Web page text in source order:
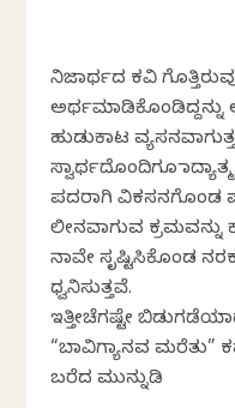
ನಿಜಾರ್ಥದ ಕವಿ
ಅರ್ಥಮಾಡಿಕೊಂಡಿದ್ದನ್ನು
ಹುಡುಕಾಟ
ಸ್ವಾರ್ಥದೊಂದಿಗೂ
ಪದರಾಗಿ ವಿಕಸನಗೊಂಡ
ಲೀನವಾಗುವ ಕ್ರಮವನ್ನು
ನಾವೇ ಸೃಷ್ಟಿಸಿಕೊಂಡ
ಧ್ವನಿಸುತ್ತವೆ.
ಇತ್ತೀಚೆಗಷ್ಟೇ
“ಬಾವಿಗ್ಯಾನವ ಮರೆತು”
ಬರೆದ ಮುನ್ನುಡಿ